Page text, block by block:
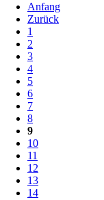
Anfang
Zurück
1
2
3
4
5
6
7
8
9
10
11
12
13
14